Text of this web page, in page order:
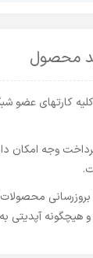
محصول
کارتهای عضو
وجه امکان
محصولات
هیچگونه آپدیتی